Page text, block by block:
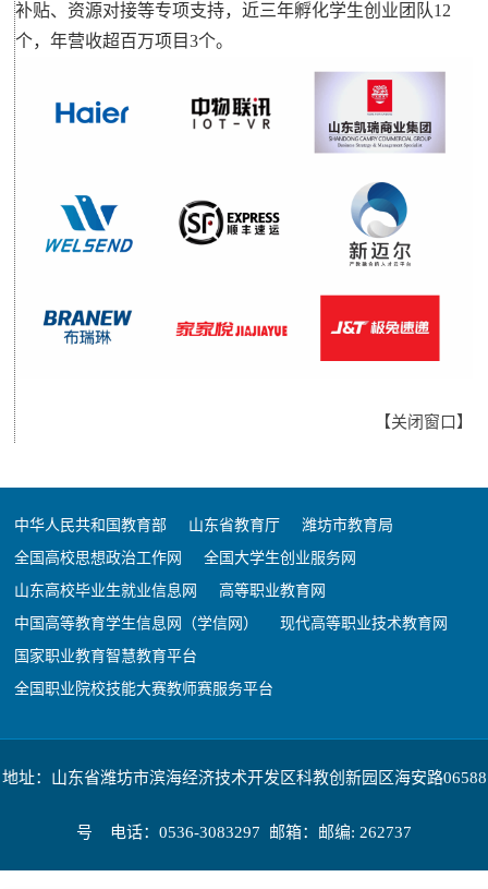
补贴、资源对接等专项支持，近三年孵化学生创业团队12
个，年营收超百万项目3个。
【关闭窗口 】
中华人民共和国教育部 山东省教育厅
潍坊市教育局
全国高校思想政治工作网
全国大学生创业服务网
山东高校毕业生就业信息网
高等职业教育网
中国高等教育学生信息网（学信网）
现代高等职业技术教育网
国家职业教育智慧教育平台
全国职业院校技能大赛教师赛服务平台
地址：山东省潍坊市滨海经济技术开发区科教创新园区海安路06588
号 电话：0536-3083297 邮箱：邮编: 262737